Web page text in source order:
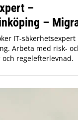
–
–
IT-säkerhetsexpert
Arbeta med risk-
regelefterlevnad.